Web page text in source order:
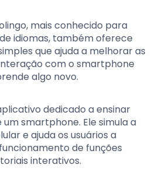
mais conhecido para
idiomas, também oferece
que ajuda a melhorar as
com o smartphone
algo novo.
dedicado a ensinar
um smartphone. Ele simula a
e ajuda os usuários a
de funções
interativos.